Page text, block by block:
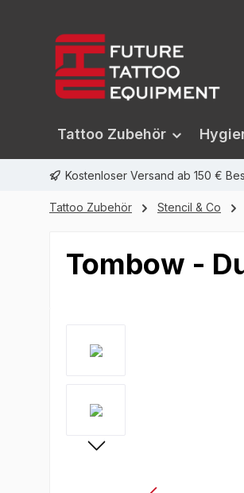
Tattoo Zubehör
Kostenloser Versand ab 150 €
Tattoo Zubehör Stencil & Co
Tombow -